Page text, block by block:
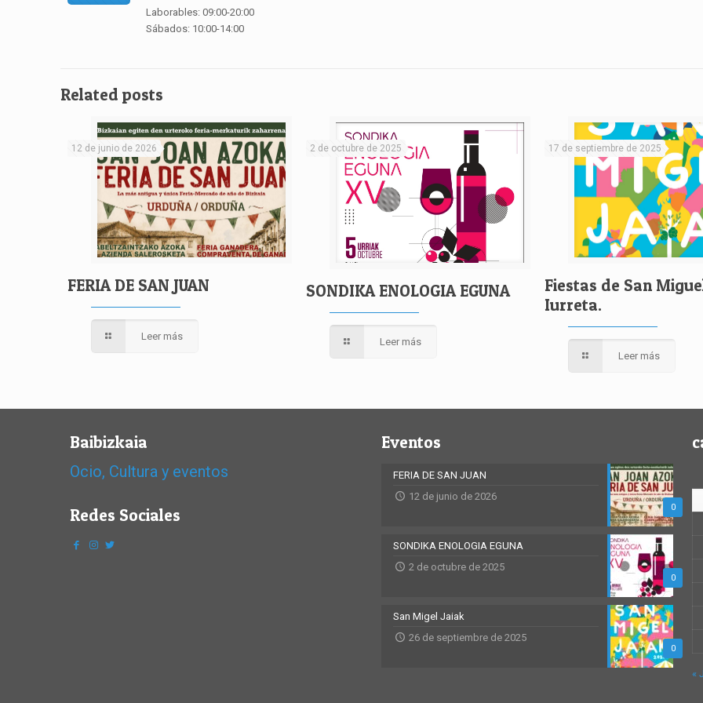
Laborables: 09:00-20:00
Sábados: 10:00-14:00
Related posts
12 de junio de 2026
FERIA DE SAN JUAN
Leer más
2 de octubre de 2025
SONDIKA ENOLOGIA EGUNA
Leer más
17 de septiembre de 2025
Fiestas de San
Iurreta.
Leer más
Baibizkaia
Ocio, Cultura y eventos
Redes Sociales
Eventos
0
FERIA DE SAN JUAN
12 de junio de 2026
0
SONDIKA ENOLOGIA EGUNA
2 de octubre de 2025
0
San Migel Jaiak
26 de septiembre de 2025
«